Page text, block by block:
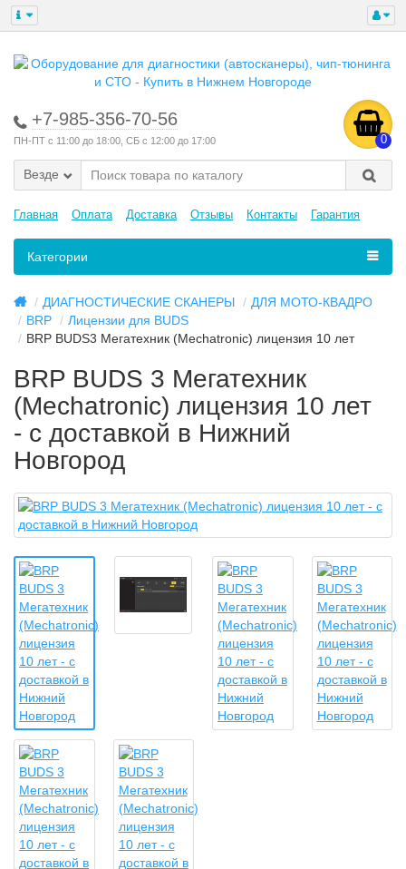
+7-985-356-70-56
ПН-ПТ с 11:00 до 18:00, СБ с 12:00 до 17:00 0
Везде
Главная Оплата Доставка Отзывы Контакты Гарантия
Категории
ДИАГНОСТИЧЕСКИЕ СКАНЕРЫ
ДЛЯ МОТО-КВАДРО
BRP
Лицензии для BUDS
BRP BUDS3 Мегатехник (Mechatronic) лицензия 10 лет
BRP BUDS 3 Мегатехник
(Mechatronic) лицензия 10 лет
- с доставкой в Нижний
Новгород